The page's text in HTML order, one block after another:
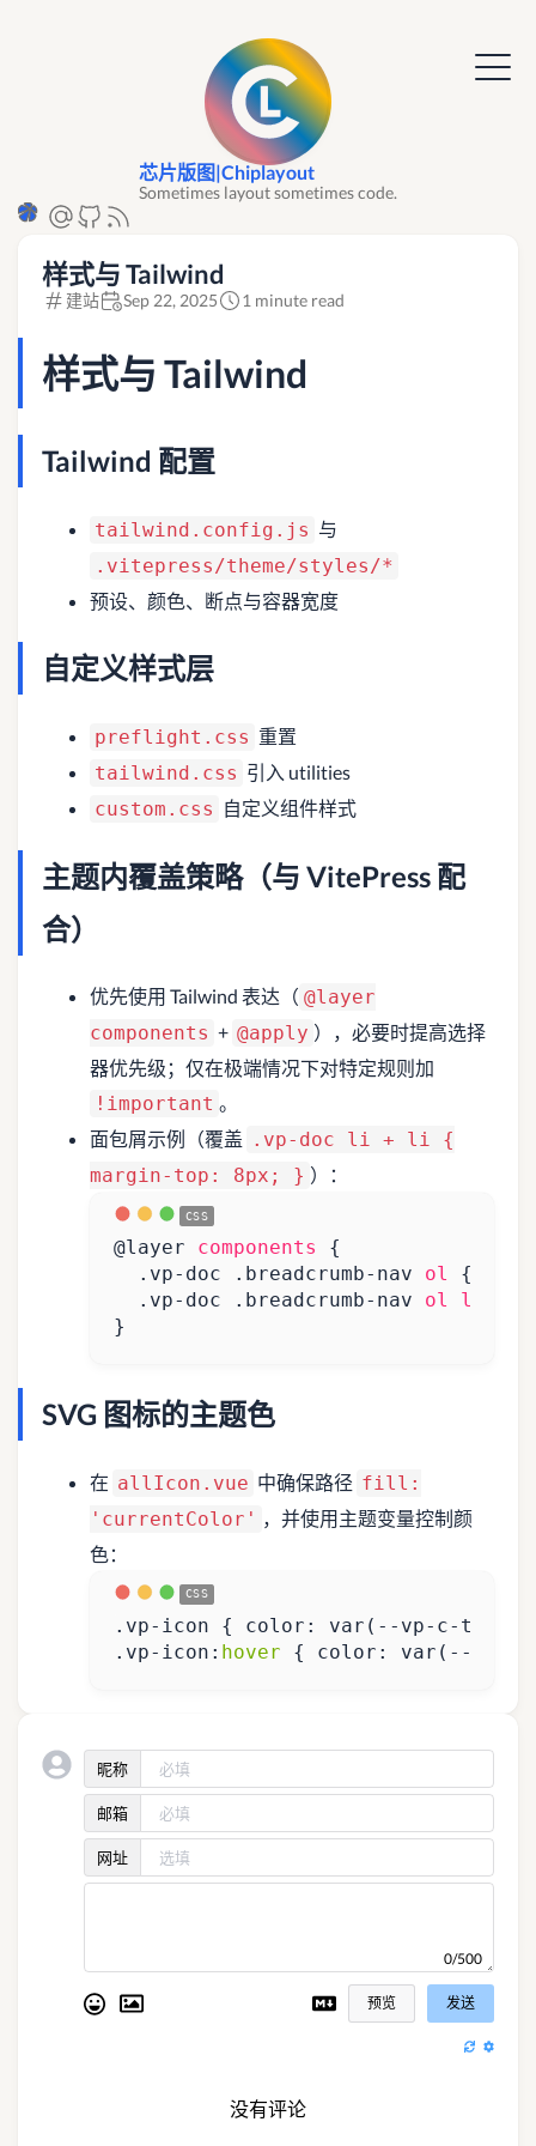
芯片版图|Chiplayout
Sometimes layout sometimes code.
样式与 Tailwind
建站 Sep 22, 2025 1 minute read
样式与 Tailwind
Tailwind 配置
tailwind.config.js 与
.vitepress/theme/styles/*
预设、颜色、断点与容器宽度
自定义样式层
preflight.css 重置
tailwind.css 引入 utilities
custom.css 自定义组件样式
主题内覆盖策略（与 VitePress 配
合）
优先使用 Tailwind 表达（ @layer
components + @apply ），必要时提高选择
器优先级；仅在极端情况下对特定规则加
!important 。
面包屑示例（覆盖 .vp-doc li + li {
margin-top: 8px; } ）：
@layer components
{
. vp-doc . breadcrumb-nav ol {
. vp-doc . breadcrumb-nav ol li
}
SVG 图标的主题色
在 allIcon.vue 中确保路径 fill:
'currentColor' ，并使用主题变量控制颜
色：
. vp-icon { color : var ( -- vp- c- text
. vp-icon : hover { color : var ( --
昵称
邮箱
网址
0/500
预览 发送
没有评论